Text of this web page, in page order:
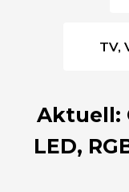
Aktuell:
LED,